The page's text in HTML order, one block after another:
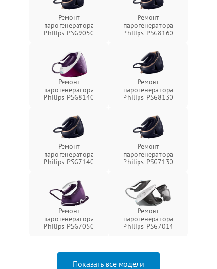
Ремонт
парогенератора
Philips PSG9050
Ремонт
парогенератора
Philips PSG8160
Ремонт
парогенератора
Philips PSG8140
Ремонт
парогенератора
Philips PSG8130
Ремонт
парогенератора
Philips PSG7140
Ремонт
парогенератора
Philips PSG7130
Ремонт
парогенератора
Philips PSG7050
Ремонт
парогенератора
Philips PSG7014
Показать все модели